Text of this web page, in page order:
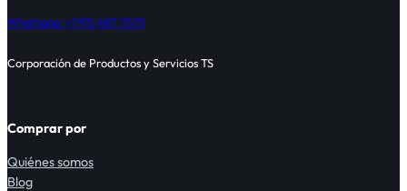
Whatsapp: +1 915 487 7575
Corporación de Productos y Servicios TS
Comprar por
Quiénes somos
Blog